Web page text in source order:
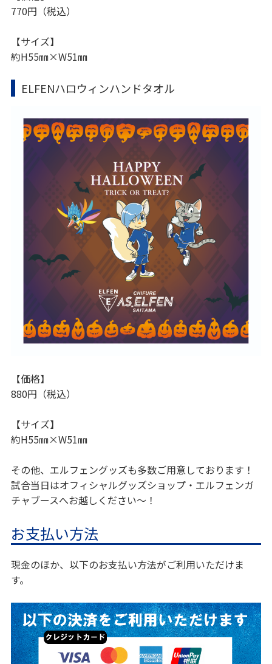
770円（税込）
【サイズ】
約H55㎜×W51㎜
ELFENハロウィンハンドタオル
【価格】
880円（税込）
【サイズ】
約H55㎜×W51㎜
その他、エルフェングッズも多数ご用意しております！
試合当日はオフィシャルグッズショップ・エルフェンガ
チャブースへお越しください～！
お支払い方法
現金のほか、以下のお支払い方法がご利用いただけま
す。